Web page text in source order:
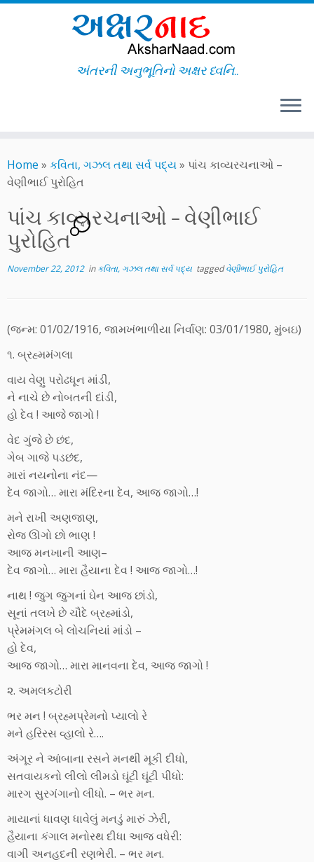
to
content
અંતરની અનુભૂતિનો અક્ષર ધ્વનિ..
Home » કવિતા, ગઝલ તથા સર્વ પદ્ય» પાંચ કાવ્યરચનાઓ –
વેણીભાઈ પુરોહિત
પાંચ કાવ્યરચનાઓ – વેણીભાઈ
પુરોહિત
4
November 22, 2012inકવિતા, ગઝલ તથા સર્વ પદ્ય taggedવેણીભાઈ પુરોહિત
(જન્મ: 01/02/1916, જામખંભાળીયા નિર્વાણ: 03/01/1980, મુંબઇ)
૧. બ્રહ્મમંગલા
વાય વેણુ પરોઢધૂન માંડી,
ને નાચે છે નોબતની દાંડી,
હો દેવ ! આજે જાગો !
વેદ ગુંજે છે છંદ,
ગેબ ગાજે પડછંદ,
મારાં નયનોના નંદ—
દેવ જાગો… મારા મંદિરના દેવ, આજ જાગો…!
મને રાખી અણજાણ,
રોજ ઊગો છો ભાણ !
આજ મનખાની આણ–
દેવ જાગો… મારા હૈયાના દેવ ! આજ જાગો…!
નાથ ! જુગ જુગનાં ઘેન આજ છાંડો,
સૂનાં તલખે છે ચૌદે બ્રહ્માંડો,
પ્રેમમંગલ બે લોચનિયાં માંડો –
હો દેવ,
આજ જાગો… મારા માનવના દેવ, આજ જાગો !
૨. અમલકટોરી
ભર મન ! બ્રહ્મપ્રેમનો પ્યાલો રે
મને હરિરસ વ્હાલો રે….
અંગૂર ને આંબાના રસને મનથી મૂકી દીધો,
સતવાયકનો લીલો લીમડો ઘૂંટી ઘૂંટી પીધો:
મારગ સુરગંગાનો લીધો. – ભર મન.
માયાનાં ધાવણ ધાવેલું મનડું મારું ઝેરી,
હૈયાના કંગાલ મનોરથ દીધા આજ વધેરી:
વાગી અનહદની રણભેરી. – ભર મન.